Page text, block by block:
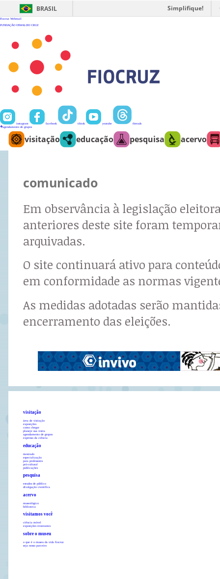
BRASIL Simplifique!
Fiocruz Webmail
FUNDAÇÃO OSWALDO CRUZ
instagram facebook tiktok youtube
threads
agendamento de grupos
visitação educação pesquisa acervo
comunicado
Em observância à legislação
anteriores deste site foram
arquivadas.
O site continuará ativo para
em conformidade as normas
As medidas adotadas serão
encerramento das eleições.
visitação
área de visitação
exposições
como chegar
planeje sua visita
agendamento de grupos
expresso da ciência
educação
mestrado
especialização
para professores
pró-cultural
publicações
pesquisa
estudos de público
divulgação científica
acervo
museológico
biblioteca
visitamos você
ciência móvel
exposições itinerantes
sobre o museu
o que é o museu da vida fiocruz
seja nosso parceiro